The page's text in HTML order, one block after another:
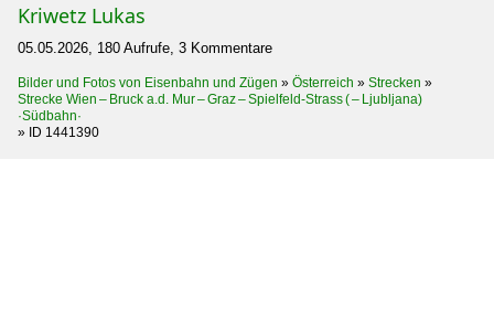
Kriwetz Lukas
05.05.2026, 180 Aufrufe, 3 Kommentare
Bilder und Fotos von Eisenbahn und Zügen » Österreich » Strecken »
Strecke Wien – Bruck a.d. Mur – Graz – Spielfeld-Strass ( – Ljubljana)
·Südbahn·
» ID 1441390